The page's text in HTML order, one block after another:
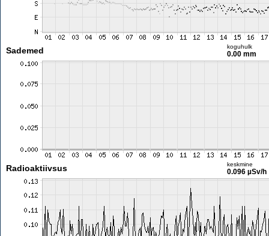
Sademed koguhulk
0.00 mm
Radioaktiivsus keskmine
0.096 µSv/h